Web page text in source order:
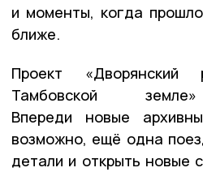
и моменты, когда
ближе.
Проект
Тамбовской
Впереди новые
возможно, ещё одна
детали и открыть новые